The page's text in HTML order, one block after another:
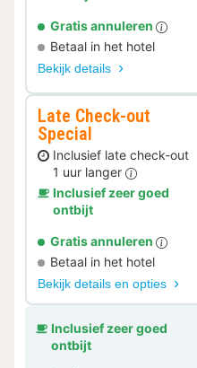
Gratis annuleren
Betaal in het hotel
Bekijk details
Late Check-out
Special
Inclusief late check-out
1 uur langer
Inclusief zeer goed
ontbijt
Gratis annuleren
Betaal in het hotel
Bekijk details en opties
Inclusief zeer goed
ontbijt